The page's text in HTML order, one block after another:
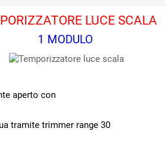
LUCE SCALA
1 MODULO
aperto con
tramite trimmer range 30